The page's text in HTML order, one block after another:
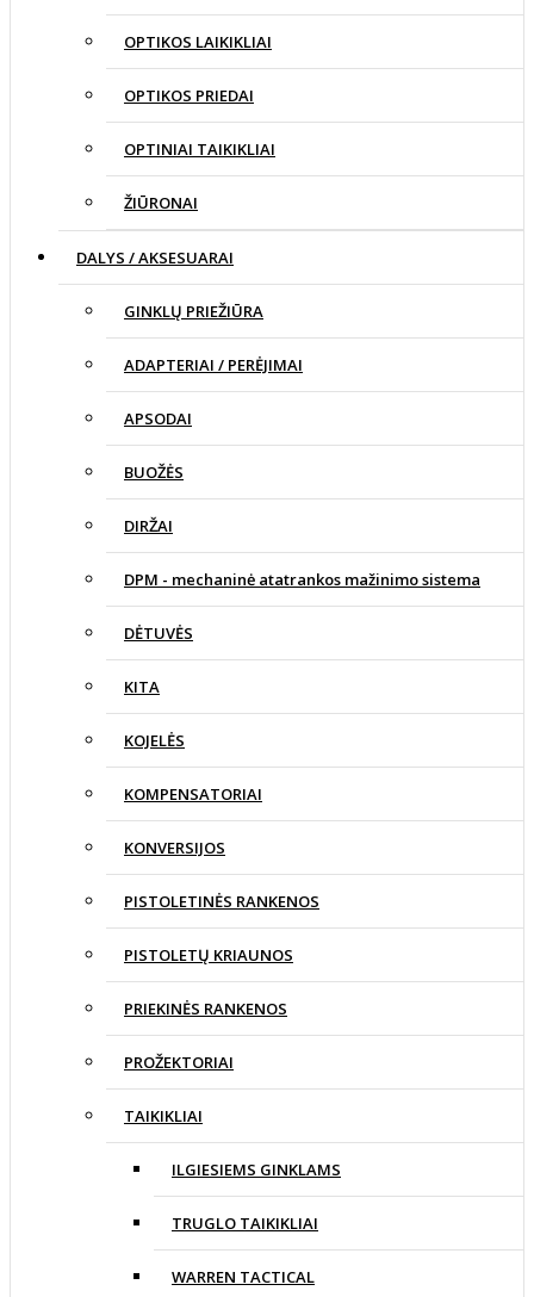
OPTIKOS LAIKIKLIAI
OPTIKOS PRIEDAI
OPTINIAI TAIKIKLIAI
ŽIŪRONAI
DALYS / AKSESUARAI
GINKLŲ PRIEŽIŪRA
ADAPTERIAI / PERĖJIMAI
APSODAI
BUOŽĖS
DIRŽAI
DPM - mechaninė atatrankos mažinimo sistema
DĖTUVĖS
KITA
KOJELĖS
KOMPENSATORIAI
KONVERSIJOS
PISTOLETINĖS RANKENOS
PISTOLETŲ KRIAUNOS
PRIEKINĖS RANKENOS
PROŽEKTORIAI
TAIKIKLIAI
ILGIESIEMS GINKLAMS
TRUGLO TAIKIKLIAI
WARREN TACTICAL